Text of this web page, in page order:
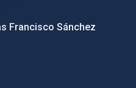
Francisco Sánchez